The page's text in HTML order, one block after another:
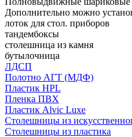
Дополнительно можно
лоток для стол. приборов
тандембоксы
столешница из камня
бутылочница
ЛДСП
Полотно АГТ (МДФ)
Пластик HPL
Пленка ПВХ
Пластик Alvic Luxe
Столешницы из
Столешницы из пластика